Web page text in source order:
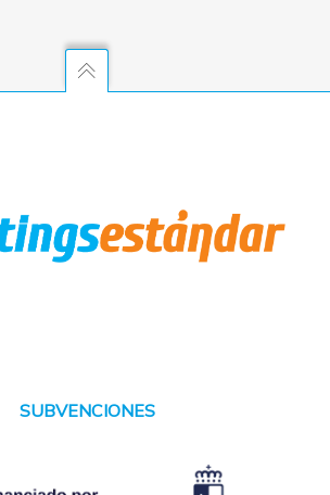
SUBVENCIONES